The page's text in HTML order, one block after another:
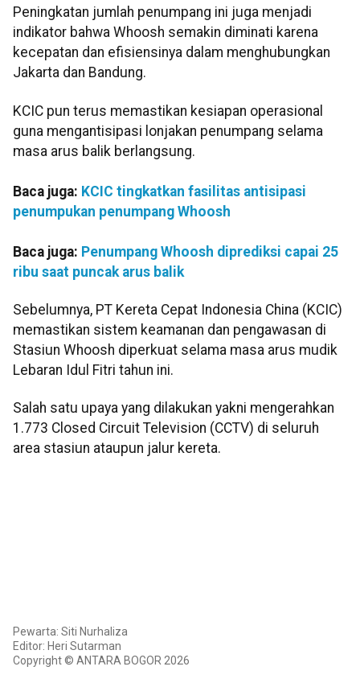
Peningkatan jumlah penumpang ini juga menjadi
indikator bahwa Whoosh semakin diminati karena
kecepatan dan efisiensinya dalam menghubungkan
Jakarta dan Bandung.
KCIC pun terus memastikan kesiapan operasional
guna mengantisipasi lonjakan penumpang selama
masa arus balik berlangsung.
Baca juga: KCIC tingkatkan fasilitas antisipasi
penumpukan penumpang Whoosh
Baca juga: Penumpang Whoosh diprediksi capai 25
ribu saat puncak arus balik
Sebelumnya, PT Kereta Cepat Indonesia China (KCIC)
memastikan sistem keamanan dan pengawasan di
Stasiun Whoosh diperkuat selama masa arus mudik
Lebaran Idul Fitri tahun ini.
Salah satu upaya yang dilakukan yakni mengerahkan
1.773 Closed Circuit Television (CCTV) di seluruh
area stasiun ataupun jalur kereta.
Pewarta: Siti Nurhaliza
Editor: Heri Sutarman
Copyright © ANTARA BOGOR 2026